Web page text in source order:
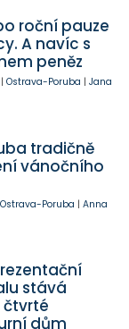
roční pauze
A navíc s
peněz
| Ostrava-Poruba | Jana
tradičně
vánočního
Ostrava-Poruba | Anna
stává
čtvrté
dům